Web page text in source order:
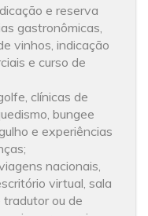
e reserva
gastronômicas,
vinhos, indicação
e curso de
clínicas de
bungee
e experiências
nacionais,
virtual, sala
tradutor ou de